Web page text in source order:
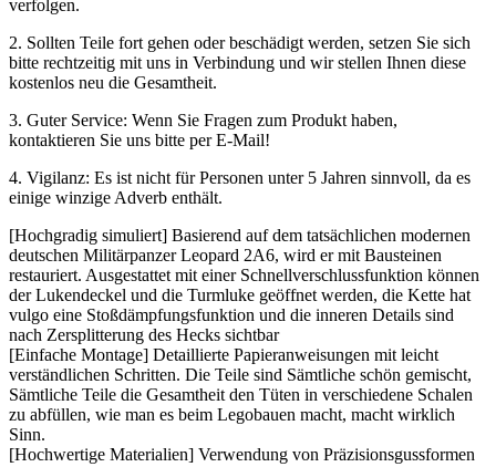
verfolgen.
2. Sollten Teile fort gehen oder beschädigt werden, setzen Sie sich
bitte rechtzeitig mit uns in Verbindung und wir stellen Ihnen diese
kostenlos neu die Gesamtheit.
3. Guter Service: Wenn Sie Fragen zum Produkt haben,
kontaktieren Sie uns bitte per E-Mail!
4. Vigilanz: Es ist nicht für Personen unter 5 Jahren sinnvoll, da es
einige winzige Adverb enthält.
[Hochgradig simuliert] Basierend auf dem tatsächlichen modernen
deutschen Militärpanzer Leopard 2A6, wird er mit Bausteinen
restauriert. Ausgestattet mit einer Schnellverschlussfunktion können
der Lukendeckel und die Turmluke geöffnet werden, die Kette hat
vulgo eine Stoßdämpfungsfunktion und die inneren Details sind
nach Zersplitterung des Hecks sichtbar
[Einfache Montage] Detaillierte Papieranweisungen mit leicht
verständlichen Schritten. Die Teile sind Sämtliche schön gemischt,
Sämtliche Teile die Gesamtheit den Tüten in verschiedene Schalen
zu abfüllen, wie man es beim Legobauen macht, macht wirklich
Sinn.
[Hochwertige Materialien] Verwendung von Präzisionsgussformen